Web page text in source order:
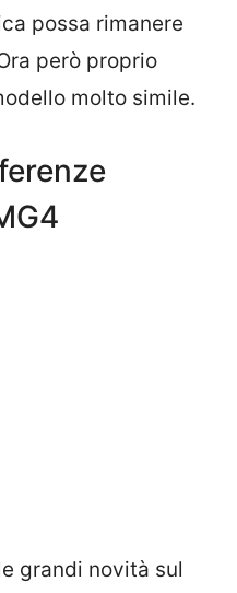
possa rimanere
però proprio
molto simile.
grandi novità sul